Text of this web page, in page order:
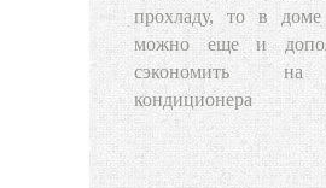
прохладу, то в
можно еще и
сэкономить на
кондиционера